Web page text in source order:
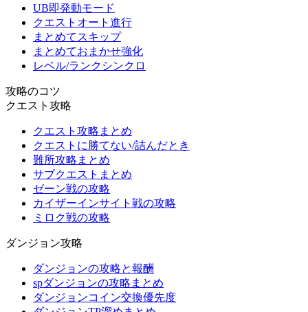
UB即発動モード
クエストオート進行
まとめてスキップ
まとめておまかせ強化
レベル/ランクシンクロ
攻略のコツ
クエスト攻略
クエスト攻略まとめ
クエストに勝てない/詰んだとき
難所攻略まとめ
サブクエストまとめ
ゼーン戦の攻略
カイザーインサイト戦の攻略
ミロク戦の攻略
ダンジョン攻略
ダンジョンの攻略と報酬
spダンジョンの攻略まとめ
ダンジョンコイン交換優先度